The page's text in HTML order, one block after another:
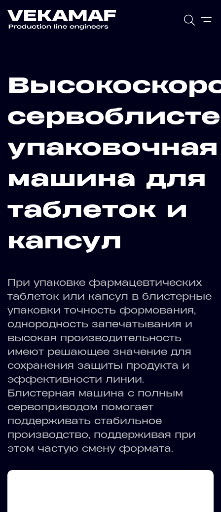
упаковочная
машина для
таблеток и
капсул
При упаковке фармацевтических
таблеток или капсул в блистерные
упаковки точность формования,
однородность запечатывания и
высокая производительность
имеют решающее значение для
сохранения защиты продукта и
эффективности линии.
Блистерная машина с полным
сервоприводом помогает
поддерживать стабильное
производство, поддерживая при
этом частую смену формата.